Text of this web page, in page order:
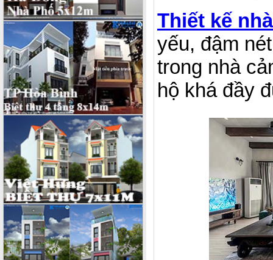
Thiết kế
yếu, đậm
trong nhà
hộ khá đầy